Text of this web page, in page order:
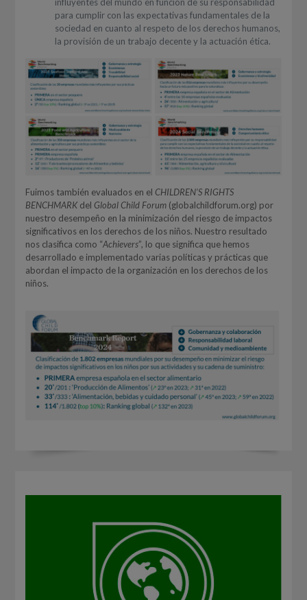
para cumplir con las expectativas fundamentales de la
sociedad en cuanto al respeto de los derechos humanos,
la provisión de un trabajo decente y la actuación ética.
Fuimos también evaluados en el CHILDREN’S RIGHTS
BENCHMARKdel Global Child Forum(globalchildforum.org) por
nuestro desempeño en la minimización del riesgo de impactos
significativos en los derechos de los niños. Nuestro resultado
nos clasifica como “Achievers”, lo que significa que hemos
desarrollado e implementado varias políticas y prácticas que
abordan el impacto de la organización en los derechos de los
niños.